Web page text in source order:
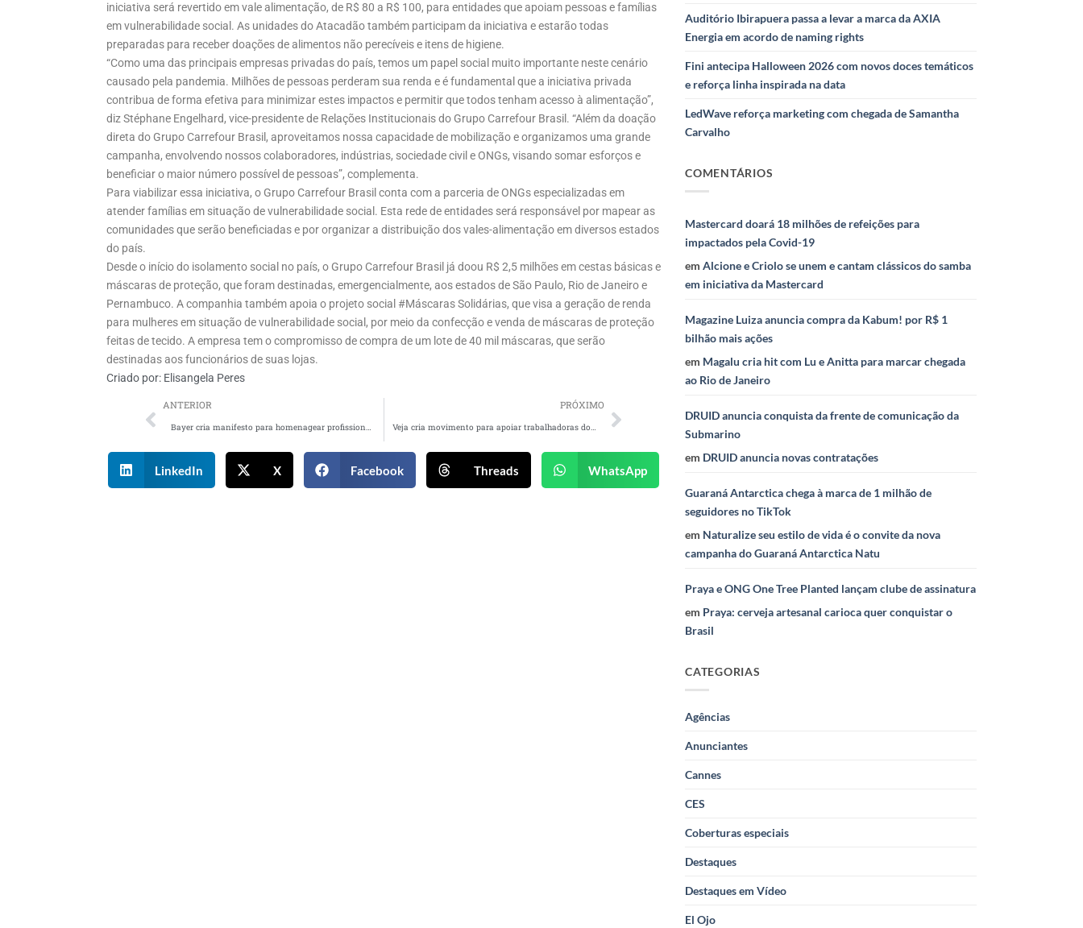
iniciativa será revertido em vale alimentação, de R$ 80 a R$ 100, para entidades que apoiam pessoas e famílias
em vulnerabilidade social. As unidades do Atacadão também participam da iniciativa e estarão todas
preparadas para receber doações de alimentos não perecíveis e itens de higiene.
“Como uma das principais empresas privadas do país, temos um papel social muito importante neste cenário
causado pela pandemia. Milhões de pessoas perderam sua renda e é fundamental que a iniciativa privada
contribua de forma efetiva para minimizar estes impactos e permitir que todos tenham acesso à alimentação”,
diz Stéphane Engelhard, vice-presidente de Relações Institucionais do Grupo Carrefour Brasil. “Além da doação
direta do Grupo Carrefour Brasil, aproveitamos nossa capacidade de mobilização e organizamos uma grande
campanha, envolvendo nossos colaboradores, indústrias, sociedade civil e ONGs, visando somar esforços e
beneficiar o maior número possível de pessoas”, complementa.
Para viabilizar essa iniciativa, o Grupo Carrefour Brasil conta com a parceria de ONGs especializadas em
atender famílias em situação de vulnerabilidade social. Esta rede de entidades será responsável por mapear as
comunidades que serão beneficiadas e por organizar a distribuição dos vales-alimentação em diversos estados
do país.
Desde o início do isolamento social no país, o Grupo Carrefour Brasil já doou R$ 2,5 milhões em cestas básicas e
máscaras de proteção, que foram destinadas, emergencialmente, aos estados de São Paulo, Rio de Janeiro e
Pernambuco. A companhia também apoia o projeto social #Máscaras Solidárias, que visa a geração de renda
para mulheres em situação de vulnerabilidade social, por meio da confecção e venda de máscaras de proteção
feitas de tecido. A empresa tem o compromisso de compra de um lote de 40 mil máscaras, que serão
destinadas aos funcionários de suas lojas.
Criado por: Elisangela Peres
ANTERIOR
Bayer cria manifesto para homenagear profissionais da saúde e do agronegócio
PRÓXIMO
Veja cria movimento para apoiar trabalhadoras domésticas
LinkedIn X Facebook Threads WhatsApp
Auditório Ibirapuera passa a levar a marca da AXIA
Energia em acordo de naming rights
Fini antecipa Halloween 2026 com novos doces temáticos
e reforça linha inspirada na data
LedWave reforça marketing com chegada de Samantha
Carvalho
COMENTÁRIOS
Mastercard doará 18 milhões de refeições para
impactados pela Covid-19
emAlcione e Criolo se unem e cantam clássicos do samba
em iniciativa da Mastercard
Magazine Luiza anuncia compra da Kabum! por R$ 1
bilhão mais ações
em Magalu cria hit com Lu e Anitta para marcar chegada
ao Rio de Janeiro
DRUID anuncia conquista da frente de comunicação da
Submarino
em DRUID anuncia novas contratações
Guaraná Antarctica chega à marca de 1 milhão de
seguidores no TikTok
em Naturalize seu estilo de vida é o convite da nova
campanha do Guaraná Antarctica Natu
Praya e ONG One Tree Planted lançam clube de assinatura
em Praya: cerveja artesanal carioca quer conquistar o
Brasil
CATEGORIAS
Agências
Anunciantes
Cannes
CES
Coberturas especiais
Destaques
Destaques em Vídeo
El Ojo